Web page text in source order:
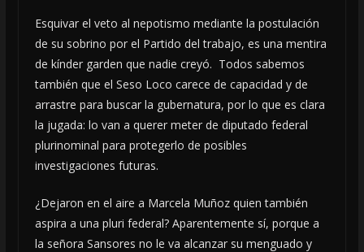
Esquivar el veto al nepotismo mediante la postulación
de su sobrino por el Partido del trabajo, es una mentira
de kínder garden que nadie creyó. Todos sabemos
también que el Seso Loco carece de capacidad y de
arrastre para buscar la gubernatura, por lo que es clara
la jugada: lo van a querer meter de diputado federal
plurinominal para protegerlo de posibles
investigaciones futuras.
¿Dejaron en el aire a Marcela Muñoz quien también
aspira a una pluri federal? Aparentemente sí, porque a
la señora Sansores no le va alcanzar su menguado y